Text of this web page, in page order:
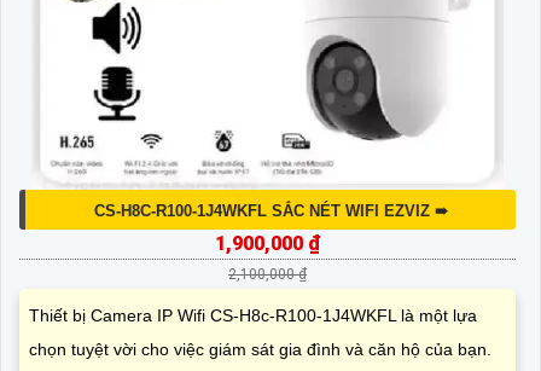
CS-H8C-R100-1J4WKFL SẮC NÉT WIFI EZVIZ ➠
1,900,000 ₫
2,100,000 ₫
Thiết bị Camera IP Wifi CS-H8c-R100-1J4WKFL là một lựa
chọn tuyệt vời cho việc giám sát gia đình và căn hộ của bạn.